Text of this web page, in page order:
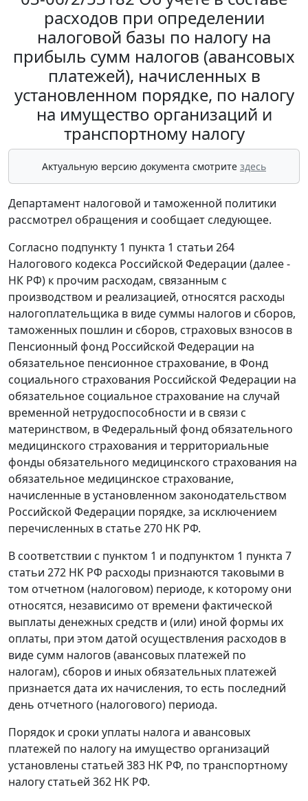
расходов при определении
налоговой базы по налогу на
прибыль сумм налогов (авансовых
платежей), начисленных в
установленном порядке, по налогу
на имущество организаций и
транспортному налогу
Актуальную версию документа смотрите здесь
Департамент налоговой и таможенной политики
рассмотрел обращения и сообщает следующее.
Согласно подпункту 1 пункта 1 статьи 264
Налогового кодекса Российской Федерации (далее -
HК РФ) к прочим расходам, связанным с
производством и реализацией, относятся расходы
налогоплательщика в виде суммы налогов и сборов,
таможенных пошлин и сборов, страховых взносов в
Пенсионный фонд Российской Федерации на
обязательное пенсионное страхование, в Фонд
социального страхования Российской Федерации на
обязательное социальное страхование на случай
временной нетрудоспособности и в связи с
материнством, в Федеральный фонд обязательного
медицинского страхования и территориальные
фонды обязательного медицинского страхования на
обязательное медицинское страхование,
начисленные в установленном законодательством
Российской Федерации порядке, за исключением
перечисленных в статье 270 НК РФ.
В соответствии с пунктом 1 и подпунктом 1 пункта 7
статьи 272 НК РФ расходы признаются таковыми в
том отчетном (налоговом) периоде, к которому они
относятся, независимо от времени фактической
выплаты денежных средств и (или) иной формы их
оплаты, при этом датой осуществления расходов в
виде сумм налогов (авансовых платежей по
налогам), сборов и иных обязательных платежей
признается дата их начисления, то есть последний
день отчетного (налогового) периода.
Порядок и сроки уплаты налога и авансовых
платежей по налогу на имущество организаций
установлены статьей 383 НК РФ, по транспортному
налогу статьей 362 НК РФ.